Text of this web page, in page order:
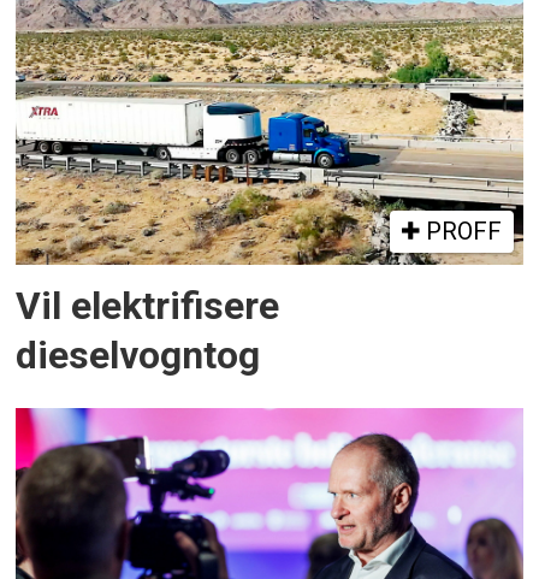
PROFF
Vil elektrifisere
dieselvogntog